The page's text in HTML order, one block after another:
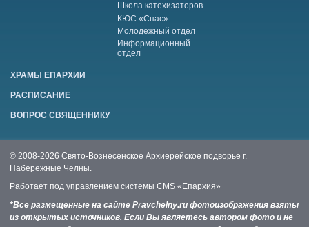
Школа катехизаторов
КЮС «Спас»
Молодежный отдел
Информационный
отдел
ХРАМЫ ЕПАРХИИ
РАСПИСАНИЕ
ВОПРОС СВЯЩЕННИКУ
© 2008-2026 Свято-Вознесенское Архиерейское подворье г.
Набережные Челны.
Работает под управлением системы CMS «Епархия»
*Все размещенные на сайте Pravchelny.ru фотоизображения взяты
из открытых источников. Если Вы являетесь автором фото и не